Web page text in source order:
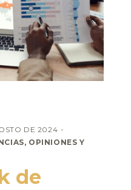
DE 2024
OPINIONES Y
de